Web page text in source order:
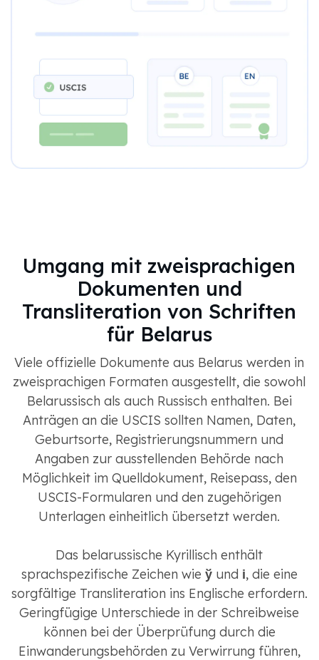
Umgang mit zweisprachigen
Dokumenten und
Transliteration von Schriften
für Belarus
Viele offizielle Dokumente aus Belarus werden in
zweisprachigen Formaten ausgestellt, die sowohl
Belarussisch als auch Russisch enthalten. Bei
Anträgen an die USCIS sollten Namen, Daten,
Geburtsorte, Registrierungsnummern und
Angaben zur ausstellenden Behörde nach
Möglichkeit im Quelldokument, Reisepass, den
USCIS-Formularen und den zugehörigen
Unterlagen einheitlich übersetzt werden.
Das belarussische Kyrillisch enthält
sprachspezifische Zeichen wie ўund і, die eine
sorgfältige Transliteration ins Englische erfordern.
Geringfügige Unterschiede in der Schreibweise
können bei der Überprüfung durch die
Einwanderungsbehörden zu Verwirrung führen,